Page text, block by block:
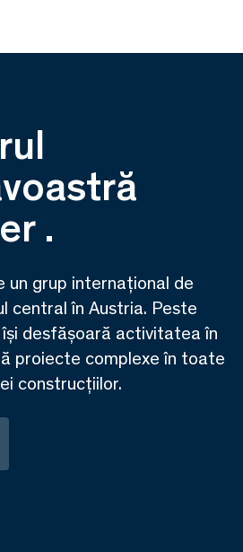
.
un grup internațional de
central în Austria. Peste
desfășoară activitatea în
proiecte complexe în toate
construcțiilor.